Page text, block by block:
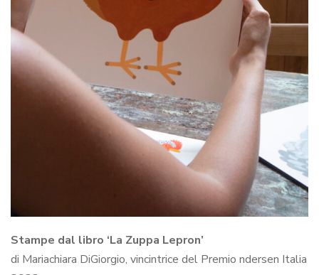
Stampe dal libro ‘La Zuppa Lepron’
di Mariachiara DiGiorgio, vincintrice del Premio ndersen Italia